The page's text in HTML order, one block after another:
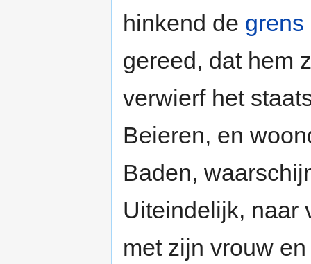
hinkend de grens
gereed, dat hem
verwierf het
Beieren, en
Baden,
Uiteindelijk, naar
met zijn vrouw